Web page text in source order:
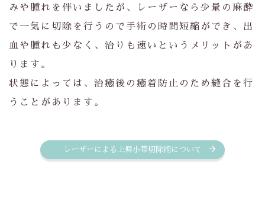
みや腫れを伴いましたが、レーザーなら少量の麻酔
で一気に切除を行うので手術の時間短縮ができ、出
血や腫れも少なく、治りも速いというメリットがあ
ります。
状態によっては、治癒後の癒着防止のため縫合を行
うことがあります。
レーザーによる上唇小帯切除術について